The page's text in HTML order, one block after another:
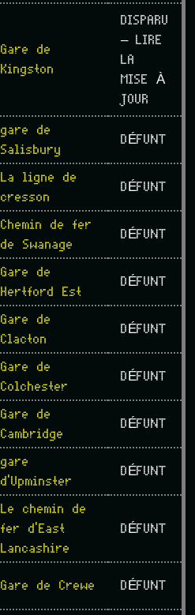
Gare de
Kingston
DISPARU
– LIRE
LA
MISE À
JOUR
gare de
Salisbury
DÉFUNT
La ligne de
cresson
DÉFUNT
Chemin de fer
de Swanage
DÉFUNT
Gare de
Hertford Est
DÉFUNT
Gare de
Clacton
DÉFUNT
Gare de
Colchester
DÉFUNT
Gare de
Cambridge
DÉFUNT
gare
d'Upminster
DÉFUNT
Le chemin de
fer d'East
Lancashire
DÉFUNT
Gare de Crewe DÉFUNT